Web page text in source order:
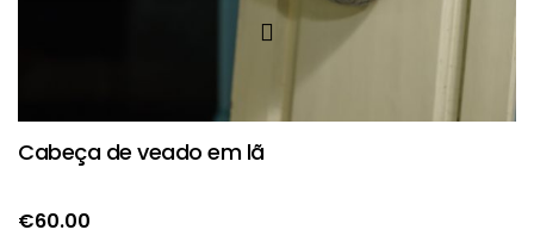
Cabeça de veado em lã
€60.00